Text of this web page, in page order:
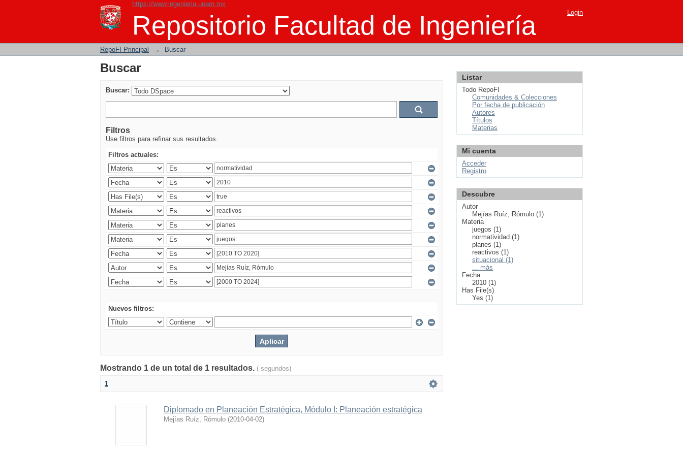
https://www.ingenieria.unam.mx
Repositorio Facultad de Ingeniería
Buscar Login
RepoFI Principal → Buscar
Buscar
Buscar:
Filtros
Use filtros para refinar sus resultados.
Filtros actuales:
Nuevos filtros:
Mostrando 1 de un total de 1 resultados. ( segundos)
1
Diplomado en Planeación Estratégica, Módulo I: Planeación estratégica
Mejías Ruíz, Rómulo (2010-04-02)
Listar
Todo RepoFI
Comunidades & Colecciones
Por fecha de publicación
Autores
Títulos
Materias
Mi cuenta
Acceder
Registro
Descubre
Autor
Mejías Ruíz, Rómulo (1)
Materia
juegos (1)
normatividad (1)
planes (1)
reactivos (1)
situacional (1)
... más
Fecha
2010 (1)
Has File(s)
Yes (1)